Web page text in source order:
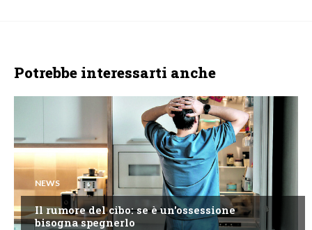
Potrebbe interessarti anche
NEWS
Il rumore del cibo: se è un'ossessione
bisogna spegnerlo